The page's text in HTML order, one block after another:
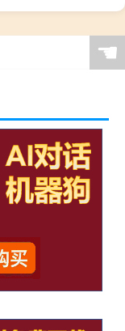
☚